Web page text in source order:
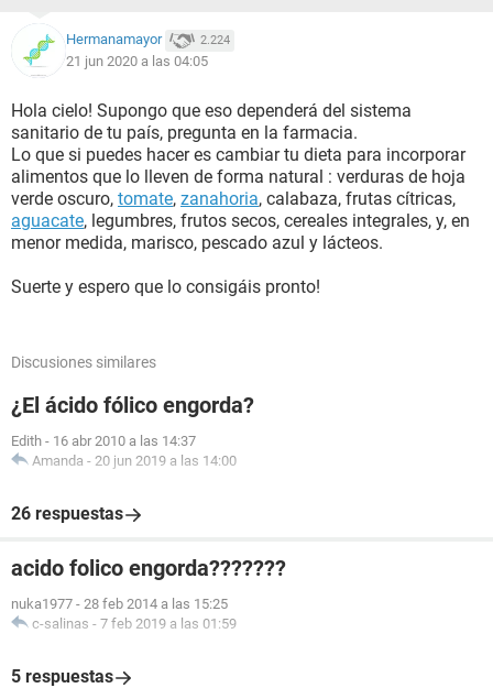
Hermanamayor 2.224
21 jun 2020 a las 04:05
Hola cielo! Supongo que eso dependerá del sistema
sanitario de tu país, pregunta en la farmacia.
Lo que si puedes hacer es cambiar tu dieta para incorporar
alimentos que lo lleven de forma natural : verduras de hoja
verde oscuro, tomate, zanahoria, calabaza, frutas cítricas,
aguacate, legumbres, frutos secos, cereales integrales, y, en
menor medida, marisco, pescado azul y lácteos.
Suerte y espero que lo consigáis pronto!
Discusiones similares
¿El ácido fólico engorda?
Edith - 16 abr 2010 a las 14:37
Amanda - 20 jun 2019 a las 14:00
26 respuestas
acido folico engorda???????
nuka1977 - 28 feb 2014 a las 15:25
c-salinas - 7 feb 2019 a las 01:59
5 respuestas